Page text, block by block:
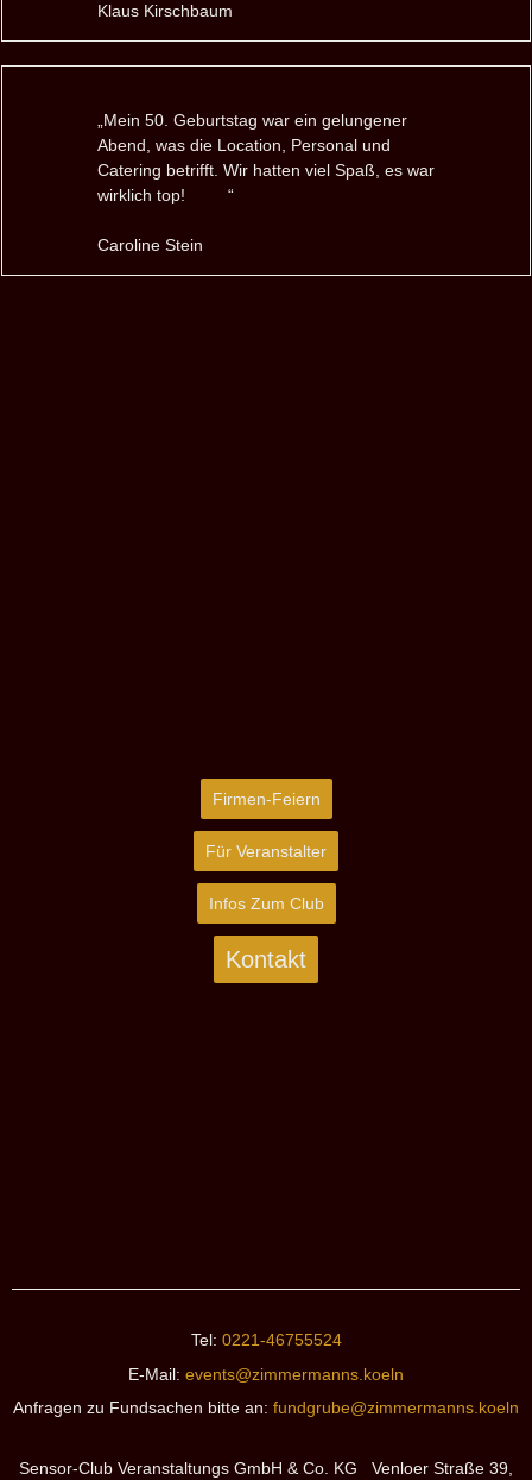
Klaus Kirschbaum
„Mein 50. Geburtstag war ein gelungener
Abend, was die Location, Personal und
Catering betrifft. Wir hatten viel Spaß, es war
wirklich top!
“
Caroline Stein
Firmen-Feiern
Für Veranstalter
Infos Zum Club
Kontakt
Tel: 0221-46755524
E-Mail: events@zimmermanns.koeln
Anfragen zu Fundsachen bitte an: fundgrube@zimmermanns.koeln
Sensor-Club Veranstaltungs GmbH & Co. KG Venloer Straße 39,